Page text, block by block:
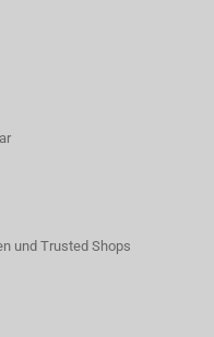
und Trusted Shops